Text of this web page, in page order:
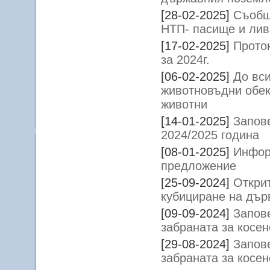
[28-02-2025]
НТП- пасище и
[17-02-2025]
за 2024г.
[06-02-2025] До
животновъдни
животни
[14-01-2025]
2024/2025 година
[08-01-2025]
предложение
[25-09-2024]
кубициране на
[09-09-2024]
забраната за
[29-08-2024]
забраната за